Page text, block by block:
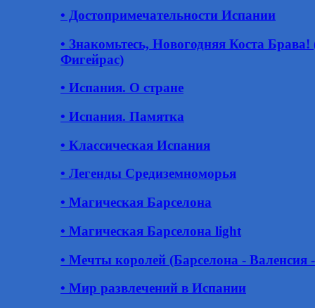
• Достопримечательности Испании
• Знакомьтесь, Новогодняя Коста
Фигейрас)
• Испания. О стране
• Испания. Памятка
• Классическая Испания
• Легенды Средиземноморья
• Магическая Барселона
• Магическая Барселона light
• Мечты королей (Барселона -
• Мир развлечений в Испании